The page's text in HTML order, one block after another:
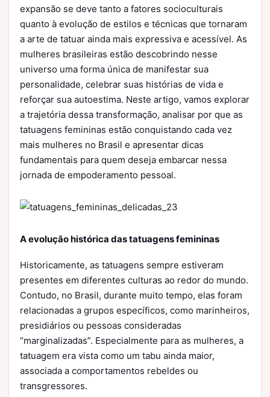
expansão se deve tanto a fatores socioculturais
quanto à evolução de estilos e técnicas que tornaram
a arte de tatuar ainda mais expressiva e acessível. As
mulheres brasileiras estão descobrindo nesse
universo uma forma única de manifestar sua
personalidade, celebrar suas histórias de vida e
reforçar sua autoestima. Neste artigo, vamos explorar
a trajetória dessa transformação, analisar por que as
tatuagens femininas estão conquistando cada vez
mais mulheres no Brasil e apresentar dicas
fundamentais para quem deseja embarcar nessa
jornada de empoderamento pessoal.
A evolução histórica das tatuagens femininas
Historicamente, as tatuagens sempre estiveram
presentes em diferentes culturas ao redor do mundo.
Contudo, no Brasil, durante muito tempo, elas foram
relacionadas a grupos específicos, como marinheiros,
presidiários ou pessoas consideradas
“marginalizadas”. Especialmente para as mulheres, a
tatuagem era vista como um tabu ainda maior,
associada a comportamentos rebeldes ou
transgressores.